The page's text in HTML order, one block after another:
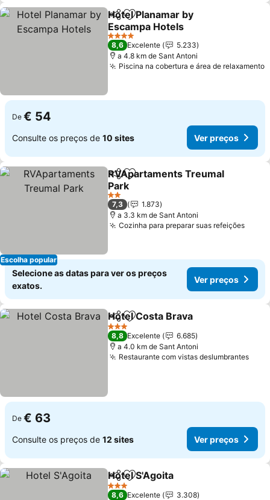
PartilharAdicionar aos favoritos
Hotel Planamar by
Escampa Hotels
4 Estrelas
8,6 Excelente
5.233
a 4.8 km de Sant Antoni
Piscina na cobertura e área de relaxamento
De € 54
Consulte os preços de 10 sites Ver preços
Escolha popular
PartilharAdicionar aos favoritos
RVApartaments Treumal
Park
2 Estrelas
7,3
1.873
a 3.3 km de Sant Antoni
Cozinha para preparar suas refeições
Selecione as datas para ver os preços
exatos.
Ver preços
PartilharAdicionar aos favoritos
Hotel Costa Brava
3 Estrelas
8,8 Excelente
6.685
a 4.0 km de Sant Antoni
Restaurante com vistas deslumbrantes
De € 63
Consulte os preços de 12 sites Ver preços
PartilharAdicionar aos favoritos
Hotel S'Agoita
3 Estrelas
8,6 Excelente
3.308